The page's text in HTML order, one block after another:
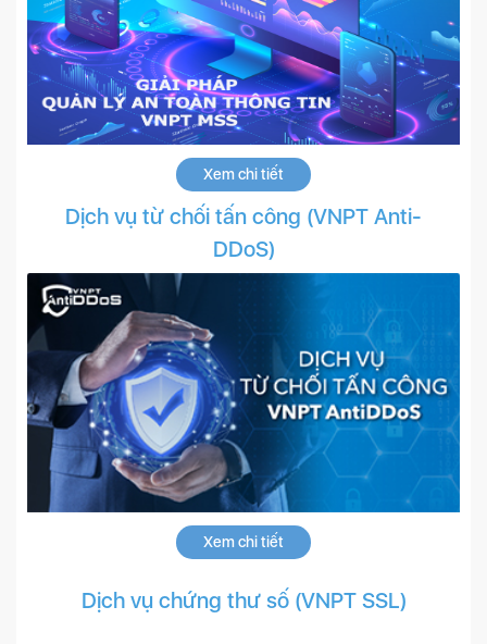
Xem chi tiết
Dịch vụ từ chối tấn công (VNPT Anti-
DDoS)
Xem chi tiết
Dịch vụ chứng thư số (VNPT SSL)